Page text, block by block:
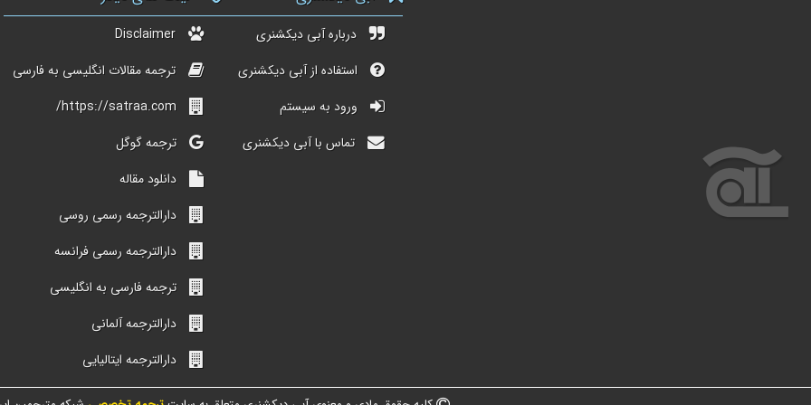
درباره آبی دیکشنری
استفاده از آبی دیکشنری
ورود به سیستم
تماس با آبی دیکشنری
Disclaimer
ترجمه مقالات انگلیسی به فارسی
https://satraa.com/
ترجمه گوگل
دانلود مقاله
دارالترجمه رسمی روسی
دارالترجمه رسمی فرانسه
ترجمه فارسی به انگلیسی
دارالترجمه آلمانی
دارالترجمه ایتالیایی